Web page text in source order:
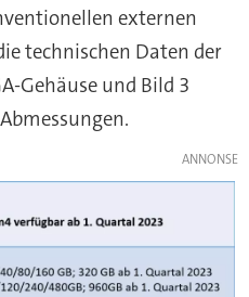
externen
technischen Daten der
Gehäuse und Bild 3